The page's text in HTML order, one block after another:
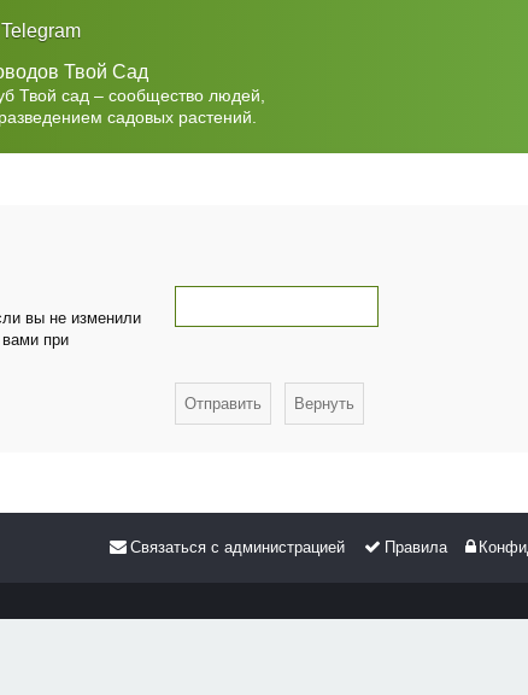
Telegram
Твой Сад
Твой сад – сообщество людей,
садовых растений.
вы не изменили
при
Правила
Связаться с администрацией